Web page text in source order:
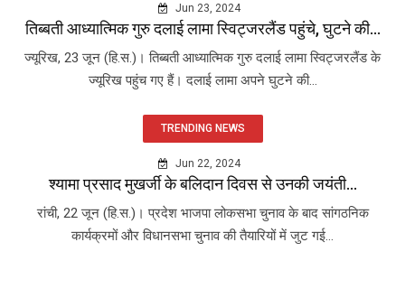
Jun 23, 2024
तिब्बती आध्यात्मिक गुरु दलाई लामा स्विट्जरलैंड पहुंचे, घुटने की...
ज्यूरिख, 23 जून (हि.स.)। तिब्बती आध्यात्मिक गुरु दलाई लामा स्विट्जरलैंड के
ज्यूरिख पहुंच गए हैं। दलाई लामा अपने घुटने की...
TRENDING NEWS
Jun 22, 2024
श्यामा प्रसाद मुखर्जी के बलिदान दिवस से उनकी जयंती...
रांची, 22 जून (हि.स.)। प्रदेश भाजपा लोकसभा चुनाव के बाद सांगठनिक
कार्यक्रमों और विधानसभा चुनाव की तैयारियों में जुट गई...